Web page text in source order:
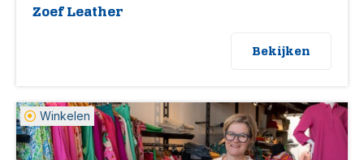
Zoef Leather
Bekijken
Winkelen